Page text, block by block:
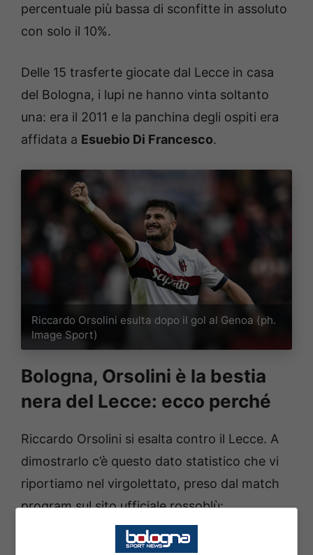
percentuale più bassa di sconfitte in assoluto
con solo il 10%.
Delle 15 trasferte giocate dal Lecce in casa
del Bologna, i lupi ne hanno vinta soltanto
una: era il 2011 e la panchina degli ospiti era
affidata a Esuebio Di Francesco.
Riccardo Orsolini esulta dopo il gol al Genoa (ph.
Image Sport)
Bologna, Orsolini è la bestia
nera del Lecce: ecco perché
Riccardo Orsolini si esalta contro il Lecce. A
dimostrarlo c’è questo dato statistico che vi
riportiamo nel virgolettato, preso dal match
program sul sito ufficiale rossoblù: